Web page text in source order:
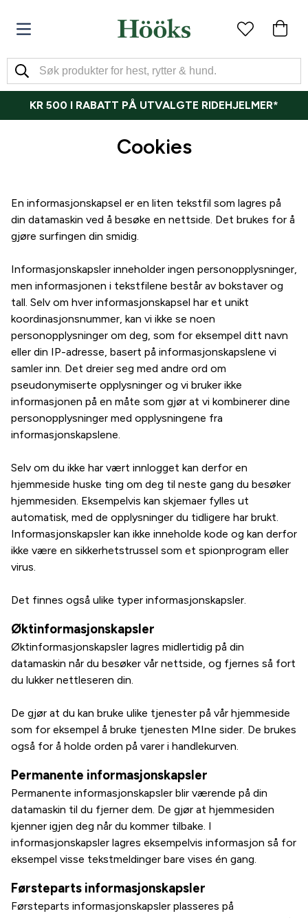
KR 500 I RABATT PÅ UTVALGTE RIDEHJELMER*
Cookies
En informasjonskapsel er en liten tekstfil som lagres på
din datamaskin ved å besøke en nettside. Det brukes for å
gjøre surfingen din smidig.
Informasjonskapsler inneholder ingen personopplysninger,
men informasjonen i tekstfilene består av bokstaver og
tall. Selv om hver informasjonskapsel har et unikt
koordinasjonsnummer, kan vi ikke se noen
personopplysninger om deg, som for eksempel ditt navn
eller din IP-adresse, basert på informasjonskapslene vi
samler inn. Det dreier seg med andre ord om
pseudonymiserte opplysninger og vi bruker ikke
informasjonen på en måte som gjør at vi kombinerer dine
personopplysninger med opplysningene fra
informasjonskapslene.
Selv om du ikke har vært innlogget kan derfor en
hjemmeside huske ting om deg til neste gang du besøker
hjemmesiden. Eksempelvis kan skjemaer fylles ut
automatisk, med de opplysninger du tidligere har brukt.
Informasjonskapsler kan ikke inneholde kode og kan derfor
ikke være en sikkerhetstrussel som et spionprogram eller
virus.
Det finnes også ulike typer informasjonskapsler.
Øktinformasjonskapsler
Øktinformasjonskapsler lagres midlertidig på din
datamaskin når du besøker vår nettside, og fjernes så fort
du lukker nettleseren din.
De gjør at du kan bruke ulike tjenester på vår hjemmeside
som for eksempel å bruke tjenesten MIne sider. De brukes
også for å holde orden på varer i handlekurven.
Permanente informasjonskapsler
Permanente informasjonskapsler blir værende på din
datamaskin til du fjerner dem. De gjør at hjemmesiden
kjenner igjen deg når du kommer tilbake. I
informasjonskapsler lagres eksempelvis informasjon så for
eksempel visse tekstmeldinger bare vises én gang.
Førsteparts informasjonskapsler
Førsteparts informasjonskapsler plasseres på